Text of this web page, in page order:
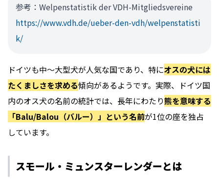
参考：Welpenstatistik der VDH-Mitgliedsvereine
https://www.vdh.de/ueber-den-vdh/welpenstatisti
k/
ドイツも中～大型犬が人気な国であり、特にオスの犬には
たくましさを求める傾向があるようです。実際、ドイツ国
内のオス犬の名前の統計では、長年にわたり熊を意味する
「Balu/Balou（バルー）」という名前が1位の座を独占
しています。
スモール・ミュンスターレンダーとは